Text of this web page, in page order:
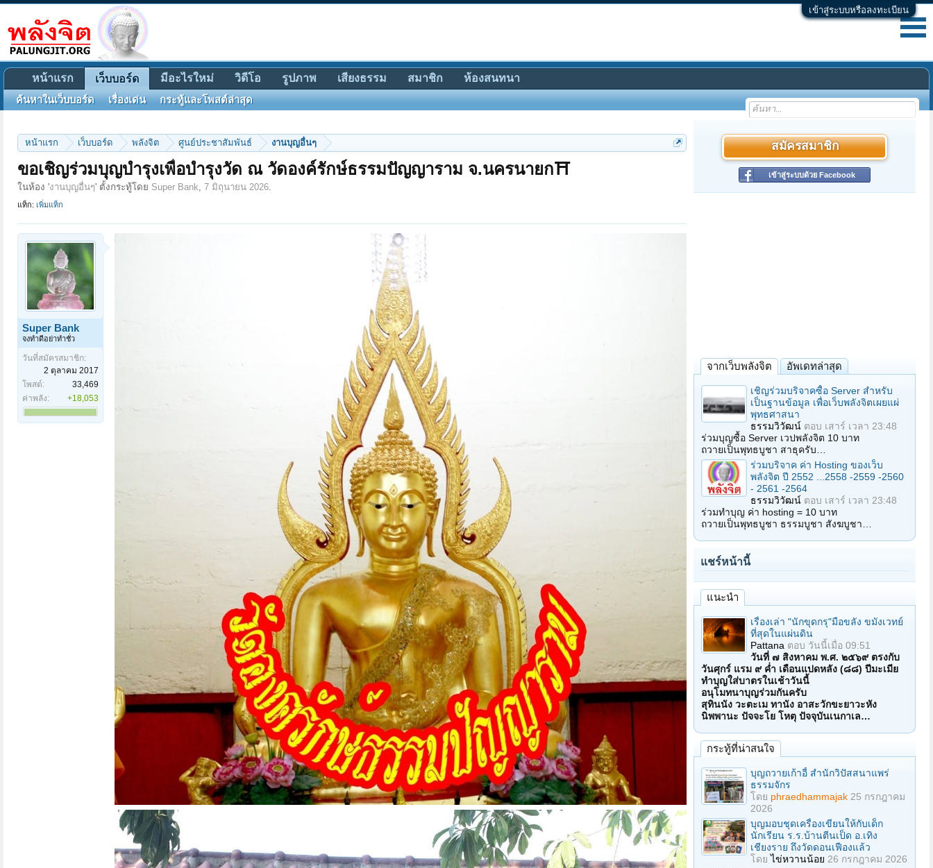
เข้าสู่ระบบหรือลงทะเบียน
หน้าแรก เว็บบอร์ด พลังจิต ศูนย์ประชาสัมพันธ์ งานบุญอื่นๆ
ขอเชิญร่วมบุญบำรุงเพื่อบำรุงวัด ณ วัดองค์รักษ์ธรรมปัญญาราม จ.นครนายก⛩️
ในห้อง 'งานบุญอื่นๆ' ตั้งกระทู้โดย Super Bank, 7 มิถุนายน 2026.
แท็ก: เพิ่มแท็ก
Super Bank
จงทำดีอย่าทำชั่ว
วันที่สมัครสมาชิก:
2 ตุลาคม 2017
โพสต์:
33,469
ค่าพลัง:
+18,053
สมัครสมาชิก
เข้าสู่ระบบด้วย Facebook
จากเว็บพลังจิต อัพเดทล่าสุด
เชิญร่วมบริจาคซื้อ Server สำหรับ
เป็นฐานข้อมูล เพื่อเว็บพลังจิตเผยแผ่
พุทธศาสนา
ธรรมวิวัฒน์ ตอบ เสาร์ เวลา 23:48
ร่วมบุญซื้อ Server เวปพลังจิต 10 บาท
ถวายเป็นพุทธบูชา สาธุครับ…
ร่วมบริจาค ค่า Hosting ของเว็บ
พลังจิต ปี 2552 ...2558 -2559 -2560
- 2561 -2564
ธรรมวิวัฒน์ ตอบ เสาร์ เวลา 23:48
ร่วมทำบุญ ค่า hosting = 10 บาท
ถวายเป็นพุทธบูชา ธรรมบูชา สังฆบูชา…
แชร์หน้านี้
แนะนำ
เรื่องเล่า "นักขุดกรุ"มือขลัง ขมังเวทย์
ที่สุดในแผ่นดิน
Pattana ตอบ วันนี้เมื่อ 09:51
วันที่ ๗ สิงหาคม พ.ศ. ๒๕๖๙ ตรงกับ
วันศุกร์ แรม ๙ ค่ำ เดือนแปดหลัง (๘๘) ปีมะเมีย
ทำบุญใส่บาตรในเช้าวันนี้
อนุโมทนาบุญร่วมกันครับ
สุทินนัง วะตะเม ทานัง อาสะวักขะยาวะหัง
นิพพานะ ปัจจะโย โหตุ ปัจจุบันเนกาเล…
กระทู้ที่น่าสนใจ
บุญถวายเก้าอี้ สำนักวิปัสสนาแพร่
ธรรมจักร
โดย phraedhammajak 25 กรกฎาคม
2026
บุญมอบชุดเครื่องเขียนให้กับเด็ก
นักเรียน ร.ร.บ้านตีนเป็ด อ.เทิง
เชียงราย ถึงวัดดอนเฟืองแล้ว
โดยไข่หวานน้อย 26 กรกฎาคม 2026
หน้าแรก เว็บบอร์ด
ค้นหาในเว็บบอร์ด เรื่องเด่น กระทู้และโพสต์ล่าสุด
มีอะไรใหม่ วิดีโอ รูปภาพ เสียงธรรม สมาชิก ห้องสนทนา